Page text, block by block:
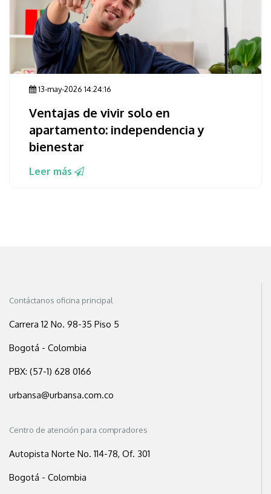
13-may-2026 14:24:16
Ventajas de vivir solo en
apartamento: independencia y
bienestar
Leer más
Contáctanos oficina principal
Carrera 12 No. 98-35 Piso 5
Bogotá - Colombia
PBX: (57-1) 628 0166
urbansa@urbansa.com.co
Centro de atención para compradores
Autopista Norte No. 114-78, Of. 301
Bogotá - Colombia